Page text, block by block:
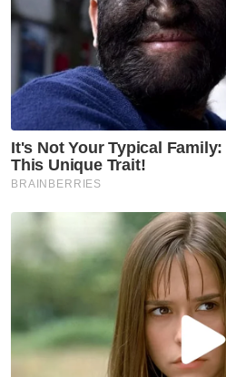
4.7 peratus, berbanding
di wilayah lain.
"Jika rancangan sebegini
pembangunan tidak
sebaliknya semakin
Berita Telus & Tulus
hari!